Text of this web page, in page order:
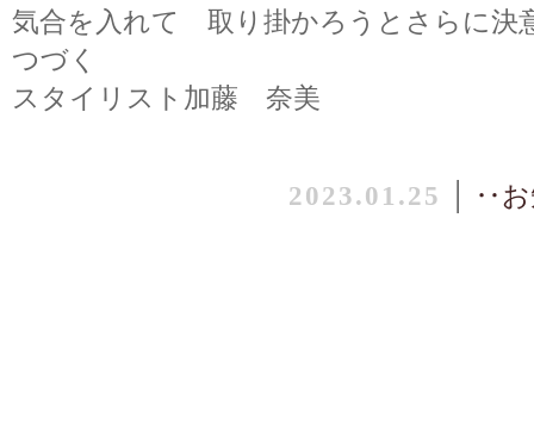
気合を入れて 取り掛かろうとさらに決
つづく
スタイリスト加藤 奈美
2023.01.25 ‥